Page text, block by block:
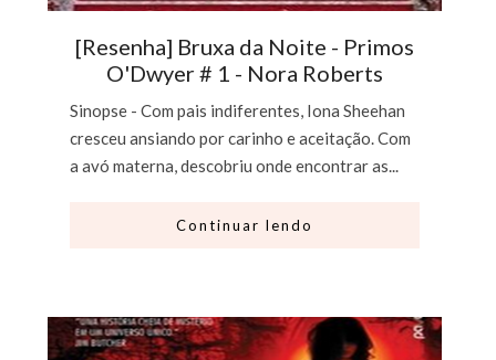
[Resenha] Bruxa da Noite - Primos
O'Dwyer # 1 - Nora Roberts
Sinopse - Com pais indiferentes, Iona Sheehan
cresceu ansiando por carinho e aceitação. Com
a avó materna, descobriu onde encontrar as...
Continuar lendo